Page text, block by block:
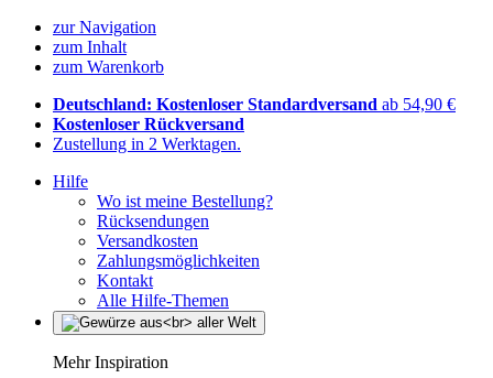
zur Navigation
zum Inhalt
zum Warenkorb
Deutschland: Kostenloser Standardversand ab 54,90 €
Kostenloser Rückversand
Zustellung in 2 Werktagen.
Hilfe
Wo ist meine Bestellung?
Rücksendungen
Versandkosten
Zahlungsmöglichkeiten
Kontakt
Alle Hilfe-Themen
Mehr Inspiration